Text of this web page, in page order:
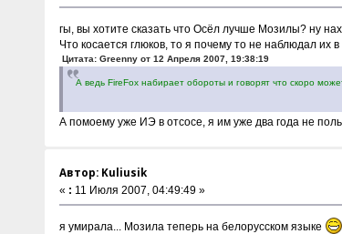
гы, вы хотите сказать что Осёл лучше Мозилы? ну
Что косается глюков, то я почему то не наблюдал их
Цитата: Greenny от 12 Апреля 2007, 19:38:19
А ведь FireFox набирает обороты и говорят что скоро
А помоему уже ИЭ в отсосе, я им уже два года не
Автор: Kuliusik
« : 11 Июля 2007, 04:49:49 »
я умирала... Мозила теперь на белорусском языке